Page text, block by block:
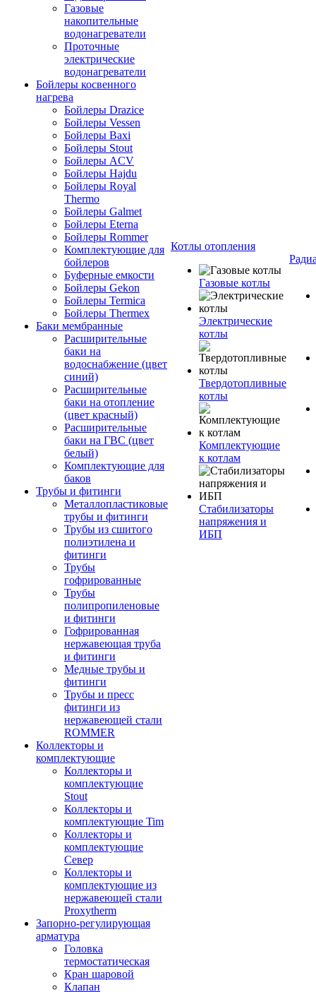
Газовые
накопительные
водонагреватели
Проточные
электрические
водонагреватели
Бойлеры косвенного
нагрева
Бойлеры Drazice
Бойлеры Vessen
Бойлеры Baxi
Бойлеры Stout
Бойлеры ACV
Бойлеры Hajdu
Бойлеры Royal
Thermo
Бойлеры Galmet
Бойлеры Eterna
Бойлеры Rommer
Комплектующие для
бойлеров
Буферные емкости
Бойлеры Gekon
Бойлеры Termica
Бойлеры Thermex
Баки мембранные
Расширительные
баки на
водоснабжение (цвет
синий)
Расширительные
баки на отопление
(цвет красный)
Расширительные
баки на ГВС (цвет
белый)
Комплектующие для
баков
Трубы и фитинги
Металлопластиковые
трубы и фитинги
Трубы из сшитого
полиэтилена и
фитинги
Трубы
гофрированные
Трубы
полипропиленовые
и фитинги
Гофрированная
нержавеющая труба
и фитинги
Медные трубы и
фитинги
Трубы и пресс
фитинги из
нержавеющей стали
ROMMER
Коллекторы и
комплектующие
Коллекторы и
комплектующие
Stout
Коллекторы и
комплектующие Tim
Коллекторы и
комплектующие
Север
Коллекторы и
комплектующие из
нержавеющей стали
Proxytherm
Запорно-регулирующая
арматура
Головка
термостатическая
Кран шаровой
Клапан
Котлы отопления
Газовые котлы
Электрические
котлы
Твердотопливные
котлы
Комплектующие
к котлам
Стабилизаторы
напряжения и
ИБП